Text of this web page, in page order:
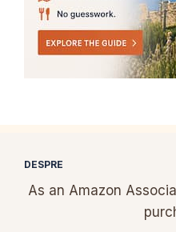
DESPRE
As an Amazon